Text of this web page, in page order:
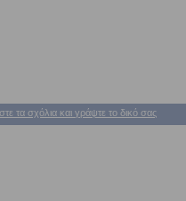
τα σχόλια και γράψτε το δικό σας